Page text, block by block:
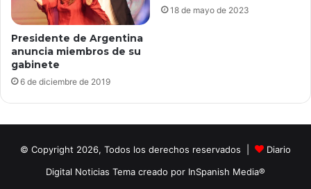
Presidente de Argentina
anuncia miembros de su
gabinete
6 de diciembre de 2019
18 de mayo de 2023
© Copyright 2026, Todos los derechos reservados |
Diario
Digital Noticias Tema creado por InSpanish Media®